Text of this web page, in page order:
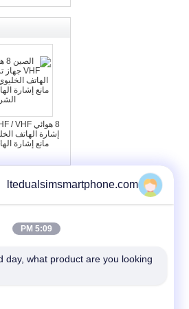
مانع إشارة
ltedualsimsmartphone.com
5:09 PM
day, what product are you looking